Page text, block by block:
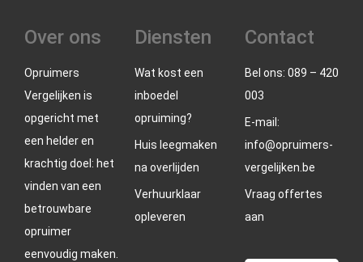
Over ons
Opruimers
Vergelijken is
opgericht met
een helder en
krachtig doel: het
vinden van een
betrouwbare
opruimer
eenvoudig maken.
Diensten
Wat kost een
inboedel
opruiming?
Huis leegmaken
na overlijden
Verhuurklaar
opleveren
Contact
Bel ons: 089 – 420
003
E-mail:
info@opruimers-
vergelijken.be
Vraag offertes
aan